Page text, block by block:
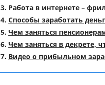
Работа в интернете –
Способы заработать
Чем заняться
Чем заняться в декрете,
Видео о прибыльном